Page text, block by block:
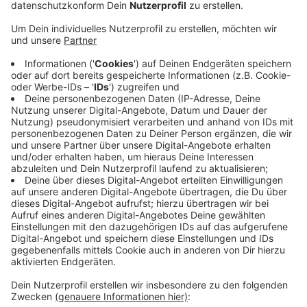
Veröffentlicht:Montag, 28.06.2021 11:52
Anzeige
Damit reagiert die Stadt Wülfrath gemeinsam mit dem
Land NRW und anderen Kommunen auf die schwierige
Betreuungssituation während des Corona-Lockdowns.
Die Beiträge für Februar und Januar entfallen
komplett und werden vom Land und der Stadt
Wülfrath übernommen. Für die Monate März bis Mai
müssen Eltern nur den halben Beitrag zahlen. Die
Stadtverwaltung erstattet bereits gezahlte Beiträge.
Allerdings bittet die Stadt die Wülfrather um Geduld,
da mehr als 1.000 Kita- und Offene Ganztagsschulen-
Plätze davon betroffen sind in Wülfrath.
Anzeige